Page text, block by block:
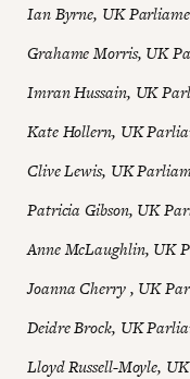
Ian Byrne, UK
Grahame Morris, UK
Imran Hussain, UK
Kate Hollern, UK
Clive Lewis, UK
Patricia Gibson, UK
Anne McLaughlin, UK
Joanna Cherry , UK
Deidre Brock, UK
Lloyd Russell-Moyle,